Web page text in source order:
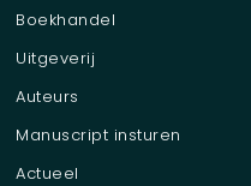
Boekhandel
Uitgeverij
Auteurs
Manuscript insturen
Actueel